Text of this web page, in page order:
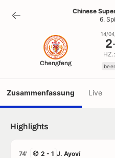
2
Chinese
6.
Chengfeng
14/
2
HZ.:
Zusammenfassung Live
Highlights
74' 2 - 1 J. Ayoví